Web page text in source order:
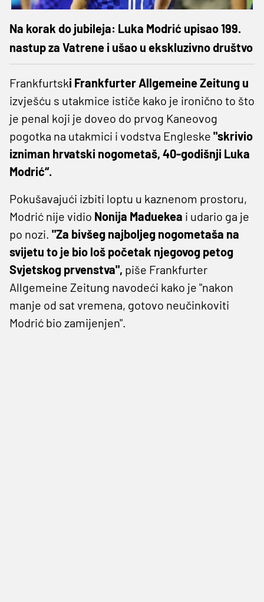
Na korak do jubileja: Luka Modrić upisao 199.
nastup za Vatrene i ušao u ekskluzivno društvo
Frankfurtski Frankfurter Allgemeine Zeitung u
izvješću s utakmice ističe kako je ironično to što
je penal koji je doveo do prvog Kaneovog
pogotka na utakmici i vodstva Engleske "skrivio
izniman hrvatski nogometaš, 40-godišnji Luka
Modrić“.
Pokušavajući izbiti loptu u kaznenom prostoru,
Modrić nije vidio Nonija Maduekea i udario ga je
po nozi. "Za bivšeg najboljeg nogometaša na
svijetu to je bio loš početak njegovog petog
Svjetskog prvenstva", piše Frankfurter
Allgemeine Zeitung navodeći kako je "nakon
manje od sat vremena, gotovo neučinkoviti
Modrić bio zamijenjen".